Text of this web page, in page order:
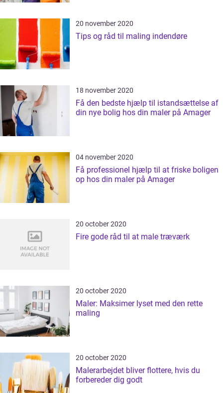
20 november 2020
Tips og råd til maling indendøre
18 november 2020
Få den bedste hjælp til istandsættelse af
din nye bolig hos din maler på Amager
04 november 2020
Få professionel hjælp til at friske boligen
op hos din maler på Amager
20 october 2020
Fire gode råd til at male træværk
20 october 2020
Maler: Maksimer lyset med den rette
maling
20 october 2020
Malerarbejdet bliver flottere, hvis du
forbereder dig godt